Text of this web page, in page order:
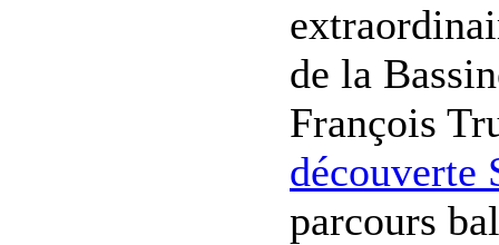
de la
François
découverte
parcours